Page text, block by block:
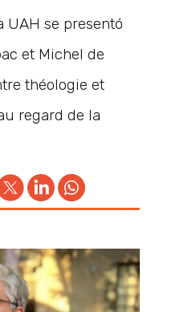
UAH se presentó
et Michel de
théologie et
regard de la